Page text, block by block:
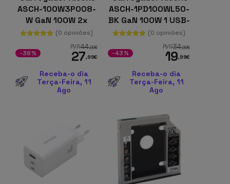
ASCH-100W3P008-
W GaN 100W 2x
USB-C + 1x USB-A
(0 opiniões)
PVR44,99€
27,99€
-38%
Receba-o dia
Terça-Feira, 11
Ago
ASCH-1PD100WL50-
BK GaN 100W 1 USB-
C(0 opiniões)
PVR34,99€
19,99€
-43%
Receba-o dia
Terça-Feira, 11
Ago